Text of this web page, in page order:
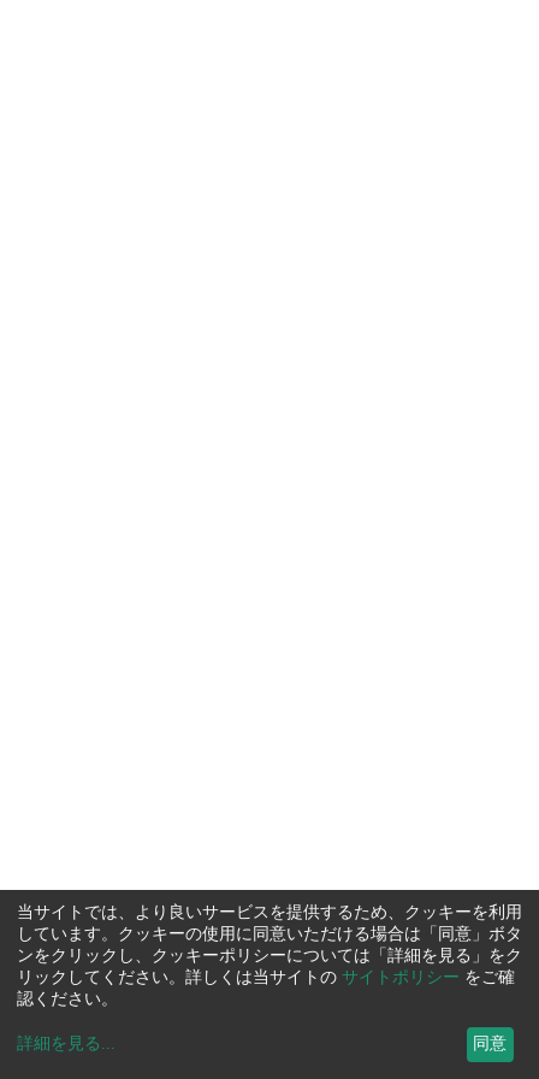
当サイトでは、より良いサービスを提供するため、クッキーを利用
しています。クッキーの使用に同意いただける場合は「同意」ボタ
ンをクリックし、クッキーポリシーについては「詳細を見る」をク
リックしてください。詳しくは当サイトの サイトポリシー をご確
認ください。
詳細を見る ... 同意